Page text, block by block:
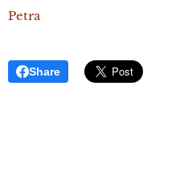
Petra
Share